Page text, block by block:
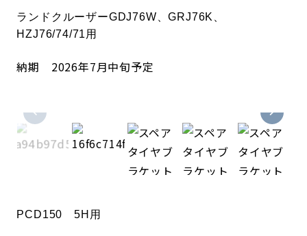
ランドクルーザーGDJ76W、GRJ76K、
HZJ76/74/71用
納期 2026年7月中旬予定
PCD150 5H用